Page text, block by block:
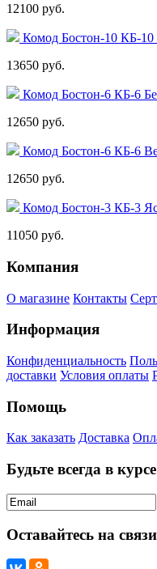
12100 руб.
Комод Бостон-10 КБ-
13650 руб.
Комод Бостон-6 КБ-6
12650 руб.
Комод Бостон-6 КБ-6
12650 руб.
Комод Бостон-3 КБ-3
11050 руб.
Компания
О магазине Контакты
Информация
Конфиденциальность
доставки Условия оплаты
Помощь
Как заказать Доставка
Будьте всегда в
Оставайтесь на связи